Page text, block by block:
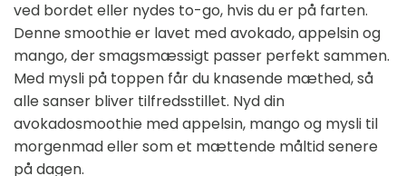
ved bordet eller nydes to-go, hvis du er på farten.
Denne smoothie er lavet med avokado, appelsin og
mango, der smagsmæssigt passer perfekt sammen.
Med mysli på toppen får du knasende mæthed, så
alle sanser bliver tilfredsstillet. Nyd din
avokadosmoothie med appelsin, mango og mysli til
morgenmad eller som et mættende måltid senere
på dagen.